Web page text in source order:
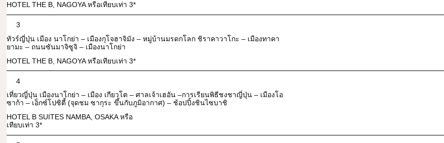
HOTEL THE B, NAGOYA หรือเทียบเท่า 3*
3
ทัวร์ญี่ปุ่น เมือง นาโกย่า – เมืองกุโจฮาจิมัง – หมู่บ้านมรดกโลก ชิราคาวาโกะ – เมืองทาคา
ยามะ – ถนนซันมาจิซูจิ – เมืองนาโกย่า
HOTEL THE B, NAGOYA หรือเทียบเท่า 3*
4
เที่ยวญี่ปุ่น เมืองนาโกย่า – เมือง เกียวโต – ศาลเจ้าเฮอัน –การเรียนพิธีชงชาญี่ปุ่น – เมืองโอ
ซาก้า – เอ็กซ์โปซิตี้ (จุดชม ซากุระ ขึ้นกับภูมิอากาศ) – ช้อปปิ้งชินไซบาชิ
HOTEL B SUITES NAMBA, OSAKA หรือ
เทียบเท่า 3*